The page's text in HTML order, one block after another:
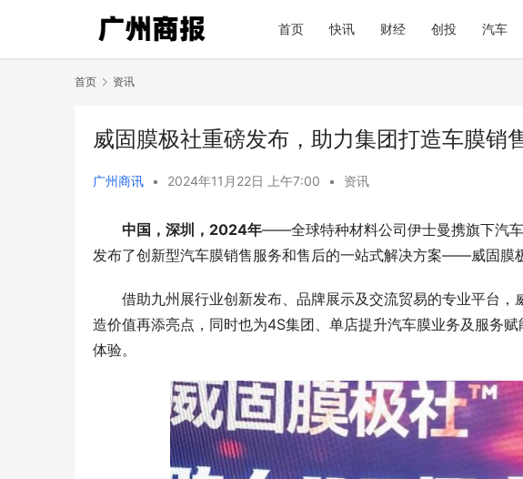
首页 快讯 财经 创投 汽车
首页 资讯
威固膜极社重磅发布，助力集团打造车膜销
广州商讯 • 2024年11月22日 上午7:00 • 资讯
中国，深圳，2024年——全球特种材料公司伊士曼携旗下汽
发布了创新型汽车膜销售服务和售后的一站式解决方案——威固膜
借助九州展行业创新发布、品牌展示及交流贸易的专业平台
造价值再添亮点，同时也为4S集团、单店提升汽车膜业务及服务
体验。